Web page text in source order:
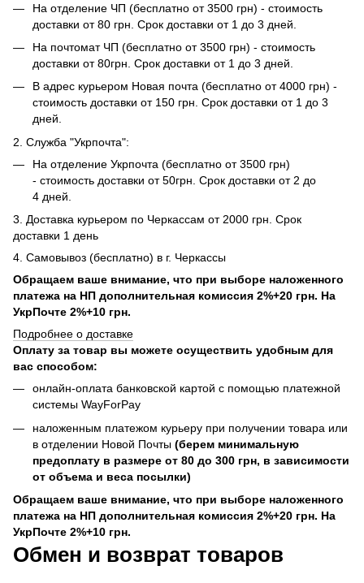
На отделение ЧП (бесплатно от 3500 грн) - стоимость
доставки от 80 грн. Срок доставки от 1 до 3 дней.
На почтомат ЧП (бесплатно от 3500 грн) - стоимость
доставки от 80грн. Срок доставки от 1 до 3 дней.
В адрес курьером Новая почта (бесплатно от 4000 грн) -
стоимость доставки от 150 грн. Срок доставки от 1 до 3
дней.
2. Служба "Укрпочта":
На отделение Укрпочта (бесплатно от 3500 грн)
- стоимость доставки от 50грн. Срок доставки от 2 до
4 дней.
3. Доставка курьером по Черкассам от 2000 грн. Срок
доставки 1 день
4. Самовывоз (бесплатно) в г. Черкассы
Обращаем ваше внимание, что при выборе наложенного
платежа на НП дополнительная комиссия 2%+20 грн. На
УкрПочте 2%+10 грн.
Подробнее о доставке
Оплату за товар вы можете осуществить удобным для
вас способом:
онлайн-оплата банковской картой с помощью платежной
системы WayForPay
наложенным платежом курьеру при получении товара или
в отделении Новой Почты (берем минимальную
предоплату в размере от 80 до 300 грн, в зависимости
от объема и веса посылки)
Обращаем ваше внимание, что при выборе наложенного
платежа на НП дополнительная комиссия 2%+20 грн. На
УкрПочте 2%+10 грн.
Обмен и возврат товаров